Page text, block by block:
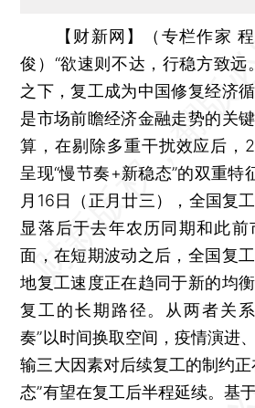
【财新网】（专栏作家
俊） “欲速则不达，行稳方致远
之下，复工成为中国修复经济
是市场前瞻经济金融走势的关
算，在剔除多重干扰效应后，
呈现“慢节奏+新稳态”的双重特
月16日（正月廿三），全国复
显落后于去年农历同期和此
面，在短期波动之后，全国复
地复工速度正在趋同于新的均
复工的长期路径。从两者关
奏”以时间换取空间，疫情演进
输三大因素对后续复工的制约
态”有望在复工后半程延续。基